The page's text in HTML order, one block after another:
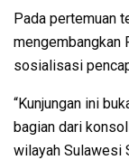
Pada pertemuan
mengembangkan
sosialisasi
“Kunjungan ini
bagian dari
wilayah Sulawesi